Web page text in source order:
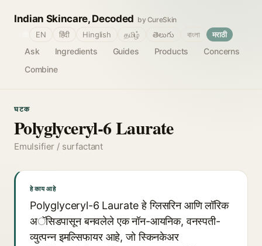
Indian Skincare, Decoded by CureSkin
Ask Ingredients Guides Products
Concerns
Combine
EN हिंदी Hinglish தமிழ் తెలుగు বাংলা मराठी
घटक
Polyglyceryl-6 Laurate
Emulsifier / surfactant
हे काय आहे
Polyglyceryl-6 Laurate हे ग्लिसरिन आणि लॉरिक
अॅसिडपासून बनवलेले एक नॉन-आयनिक, वनस्पती-
व्युत्पन्न इमल्सिफायर आहे, जो स्किनकेअर